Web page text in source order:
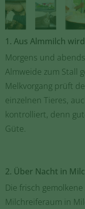
1. Aus Almmilch
Morgens und
Almweide zum Stall
Melkvorgang prüft
einzelnen Tieres,
kontrolliert, denn
Güte.
2. Über Nacht in
Die frisch
Milchreiferaum in